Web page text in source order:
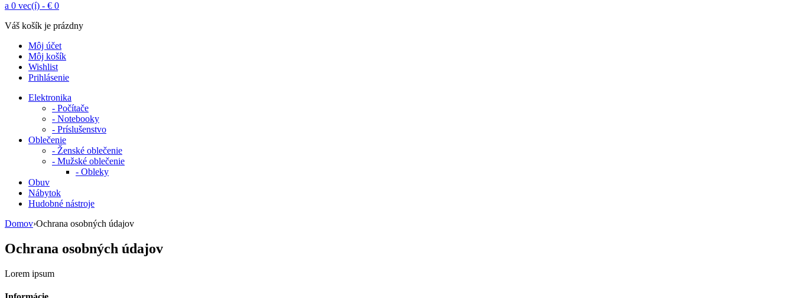
a 0 vec(í) - € 0
Váš košík je prázdny
Môj účet
Môj košík
Wishlist
Prihlásenie
Elektronika
- Počítače
- Notebooky
- Príslušenstvo
Oblečenie
- Ženské oblečenie
- Mužské oblečenie
- Obleky
Obuv
Nábytok
Hudobné nástroje
Domov›Ochrana osobných údajov
Ochrana osobných údajov
Lorem ipsum